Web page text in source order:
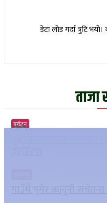
डेटा लोड गर्दा त्रुटि
ताजा
पर्यटन
वृक्षारोपणमार्फत